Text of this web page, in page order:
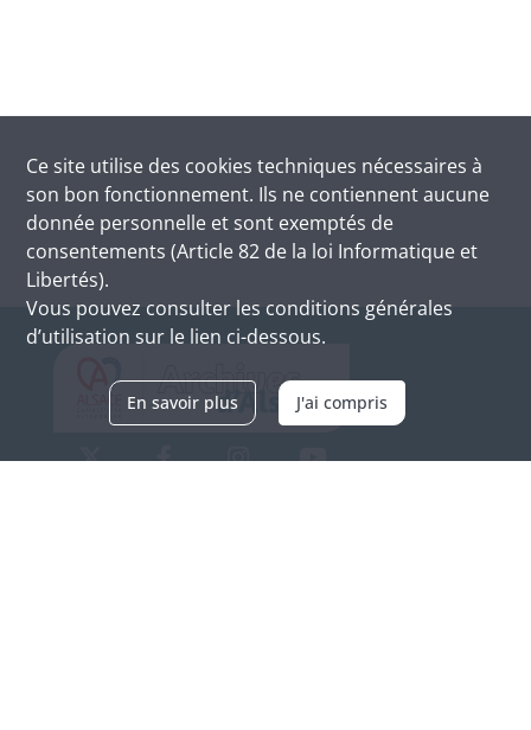
Ce site utilise des cookies techniques nécessaires à
son bon fonctionnement. Ils ne contiennent aucune
donnée personnelle et sont exemptés de
consentements (Article 82 de la loi Informatique et
Libertés).
Vous pouvez consulter les conditions générales
d’utilisation sur le lien ci-dessous.
En savoir plus J'ai compris